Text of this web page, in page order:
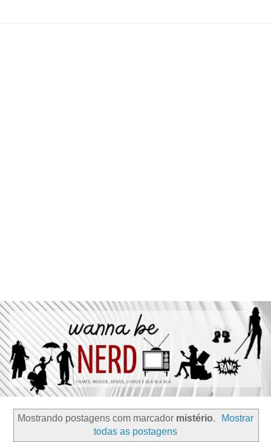
Mostrando postagens com marcador mistério.
Mostrar
todas as postagens